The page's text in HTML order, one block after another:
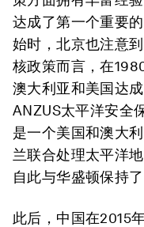
达成了第一个重要
始时，北京也注意
核政策而言，在
澳大利亚和美国达
ANZUS太平洋安全
是一个美国和澳大
兰联合处理太平洋
自此与华盛顿保持
此后，中国在2015